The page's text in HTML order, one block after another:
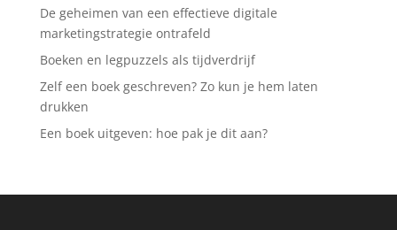
De geheimen van een effectieve digitale
marketingstrategie ontrafeld
Boeken en legpuzzels als tijdverdrijf
Zelf een boek geschreven? Zo kun je hem laten
drukken
Een boek uitgeven: hoe pak je dit aan?